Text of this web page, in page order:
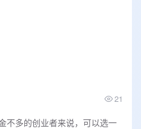
21
不多的创业者来说，可以选一